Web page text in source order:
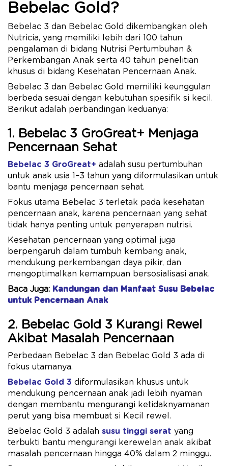
Bebelac Gold?
Bebelac 3 dan Bebelac Gold dikembangkan oleh
Nutricia, yang memiliki lebih dari 100 tahun
pengalaman di bidang Nutrisi Pertumbuhan &
Perkembangan Anak serta 40 tahun penelitian
khusus di bidang Kesehatan Pencernaan Anak.
Bebelac 3 dan Bebelac Gold memiliki keunggulan
berbeda sesuai dengan kebutuhan spesifik si kecil.
Berikut adalah perbandingan keduanya:
1. Bebelac 3 GroGreat+ Menjaga
Pencernaan Sehat
Bebelac 3 GroGreat+ adalah susu pertumbuhan
untuk anak usia 1–3 tahun yang diformulasikan untuk
bantu menjaga pencernaan sehat.
Fokus utama Bebelac 3 terletak pada kesehatan
pencernaan anak, karena pencernaan yang sehat
tidak hanya penting untuk penyerapan nutrisi.
Kesehatan pencernaan yang optimal juga
berpengaruh dalam tumbuh kembang anak,
mendukung perkembangan daya pikir, dan
mengoptimalkan kemampuan bersosialisasi anak.
Baca Juga: Kandungan dan Manfaat Susu Bebelac
untuk Pencernaan Anak
2. Bebelac Gold 3 Kurangi Rewel
Akibat Masalah Pencernaan
Perbedaan Bebelac 3 dan Bebelac Gold 3 ada di
fokus utamanya.
Bebelac Gold 3 diformulasikan khusus untuk
mendukung pencernaan anak jadi lebih nyaman
dengan membantu mengurangi ketidaknyamanan
perut yang bisa membuat si Kecil rewel.
Bebelac Gold 3 adalah susu tinggi serat yang
terbukti bantu mengurangi kerewelan anak akibat
masalah pencernaan hingga 40% dalam 2 minggu.